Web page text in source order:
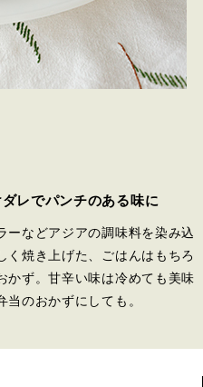
レでパンチのある味に
ーなどアジアの調味料を染み込
く焼き上げた、ごはんはもちろ
かず。甘辛い味は冷めても美味
当のおかずにしても。